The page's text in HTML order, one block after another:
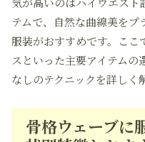
テムで、自然な曲線美を
服装がおすすめです。ここ
スといった主要アイテムの
なしのテクニックを詳しく
骨格ウェーブに